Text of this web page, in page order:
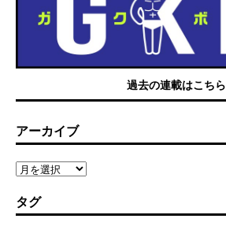
過去の連載はこちら
アーカイブ
タグ